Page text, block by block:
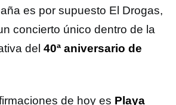
es por supuesto El Drogas,
concierto único dentro de la
del 40ª aniversario de
de hoy es Playa